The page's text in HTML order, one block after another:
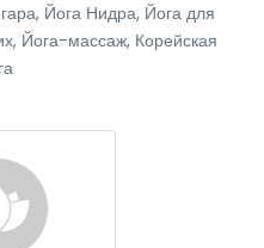
Йога Нидра, Йога для
Йога-массаж, Корейская